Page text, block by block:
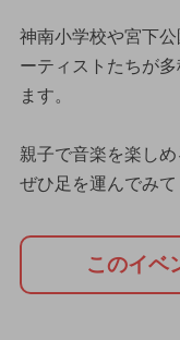
神南小学校や宮下
ーティストたちが
ます。
親子で音楽を楽し
ぜひ足を運んでみて
このイベ